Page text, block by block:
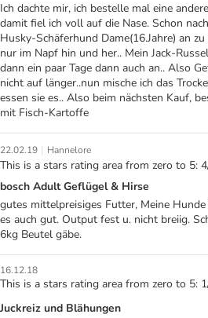
Ich dachte mir, ich bestelle mal eine
damit fiel ich voll auf die Nase. Schon
Husky-Schäferhund Dame(16.Jahre) an
nur im Napf hin und her.. Mein Jack-
dann ein paar Tage dann auch an.. Also
nicht auf länger..nun mische ich das
essen sie es.. Also beim nächsten Kauf,
mit Fisch-Kartoffe
22.02.19 | Hannelore
This is a stars rating area from zero to 5:
bosch Adult Geflügel & Hirse
gutes mittelpreisiges Futter, Meine
es auch gut. Output fest u. nicht breiig.
6kg Beutel gäbe.
16.12.18
This is a stars rating area from zero to 5:
Juckreiz und Blähungen